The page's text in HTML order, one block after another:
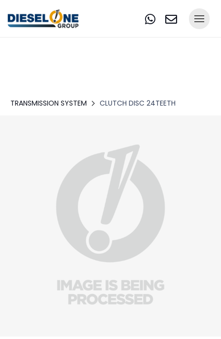
TRANSMISSION SYSTEM CLUTCH DISC 24TEETH